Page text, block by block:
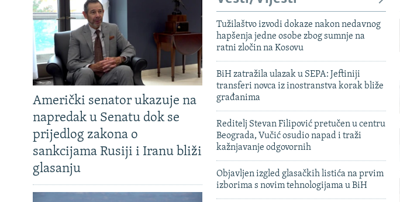
Američki senator ukazuje na
napredak u Senatu dok se
prijedlog zakona o
sankcijama Rusiji i Iranu bliži
glasanju
Tužilaštvo izvodi dokaze nakon nedavnog
hapšenja jedne osobe zbog sumnje na
ratni zločin na Kosovu
BiH zatražila ulazak u SEPA: Jeftiniji
transferi novca iz inostranstva korak bliže
građanima
Reditelj Stevan Filipović pretučen u centru
Beograda, Vučić osudio napad i traži
kažnjavanje odgovornih
Objavljen izgled glasačkih listića na prvim
izborima s novim tehnologijama u BiH